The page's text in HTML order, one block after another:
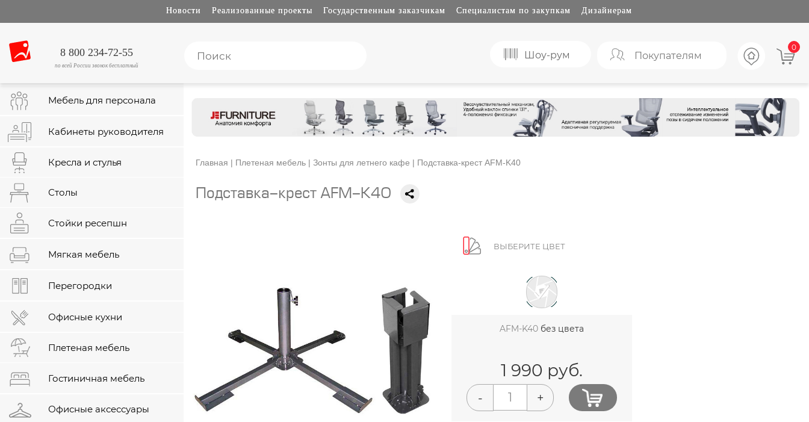
Новости Реализованные проекты Государственным заказчикам Специалистам по закупкам Дизайнерам
8 800 234-72-55
по всей России звонок бесплатный
0
Покупателям
Шоу-рум
Главная | Плетеная мебель | Зонты для летнего кафе | Подставка-крест AFM-K40
Подставка-крест AFM-K40
ВЫБЕРИТЕ ЦВЕТ
AFM-K40 без цвета
1 990 руб.
- +
Мебель для персонала
Кабинеты руководителя
Кресла и стулья
Столы
Стойки ресепшн
Мягкая мебель
Перегородки
Офисные кухни
Плетеная мебель
Гостиничная мебель
Офисные аксессуары